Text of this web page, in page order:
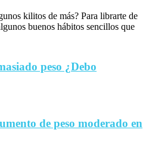
kilitos de más? Para librarte de
buenos hábitos sencillos que
peso ¿Debo
de peso moderado en